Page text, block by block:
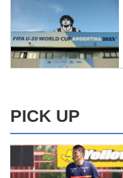
PICK UP